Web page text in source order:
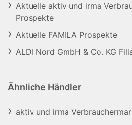
Aktuelle aktiv und irma
Prospekte
Aktuelle FAMILA Prospekte
ALDI Nord GmbH & Co. KG
Ähnliche Händler
aktiv und irma